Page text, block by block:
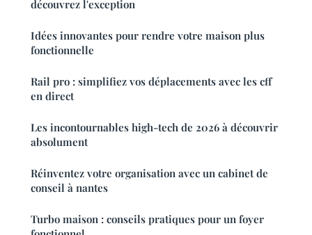
découvrez l'exception
Idées innovantes pour rendre votre maison plus
fonctionnelle
Rail pro : simplifiez vos déplacements avec les cff
en direct
Les incontournables high-tech de 2026 à découvrir
absolument
Réinventez votre organisation avec un cabinet de
conseil à nantes
Turbo maison : conseils pratiques pour un foyer